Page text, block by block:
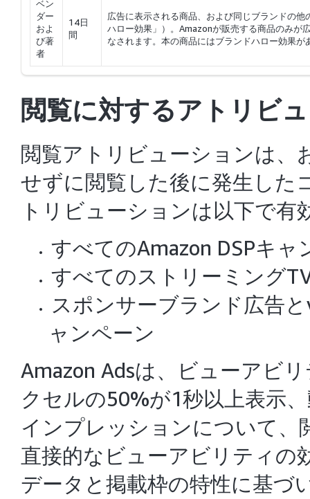
ベン
ダー
およ
び著
者
14日
間
広告に表示される商品、および同じブランドの他
ハロー効果」）。Amazonが販売する商品のみが
なされます。本の商品にはブランドハロー効果が
閲覧に対するアトリビ
閲覧アトリビューションは、
せずに閲覧した後に発生した
トリビューションは以下で有
すべてのAmazon DSPキャ
すべてのストリーミング
スポンサーブランド広告
ャンペーン
Amazon Adsは、ビューアビ
クセルの50%が1秒以上表示
インプレッションについて、
直接的なビューアビリティの
データと掲載枠の特性に基づ